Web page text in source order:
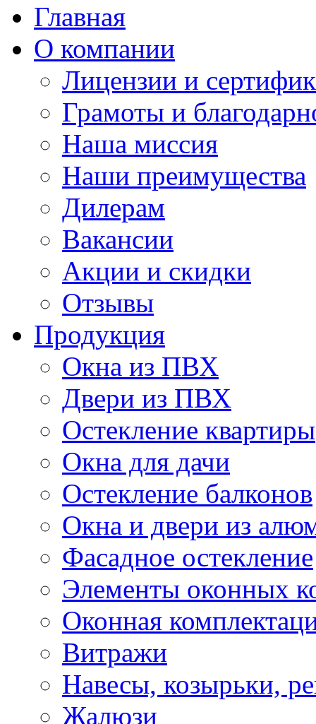
Главная
О компании
Лицензии и
Грамоты и
Наша миссия
Наши преимущества
Дилерам
Вакансии
Акции и скидки
Отзывы
Продукция
Окна из ПВХ
Двери из ПВХ
Остекление квартиры
Окна для дачи
Остекление балконов
Окна и двери из
Фасадное остекление
Элементы оконных
Оконная
Витражи
Навесы, козырьки,
Жалюзи